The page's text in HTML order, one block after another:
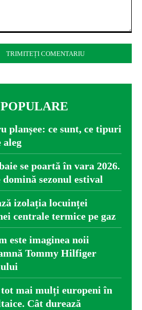
planșee: ce sunt, ce tipuri
aleg
se poartă în vara 2026.
sezonul estival
izolația locuinței
centrale termice pe gaz
este imaginea noii
Tommy Hilfiger
tot mai mulți europeni în
Cât durează